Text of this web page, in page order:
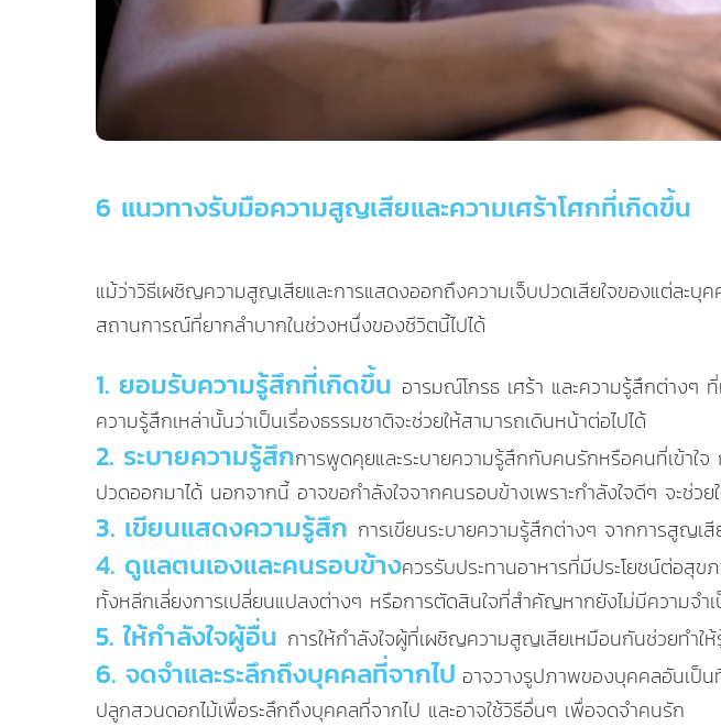
6 แนวทางรับมือความสูญเสียและความเศร้าโศกที่เกิดขึ้น
แม้ว่าวิธีเผชิญความสูญเสียและการแสดงออกถึงความเจ็บปวดเสียใจของแต่ละ
สถานการณ์ที่ยากลำบากในช่วงหนึ่งของชีวิตนี้ไปได้
1. ยอมรับความรู้สึกที่เกิดขึ้น อารมณ์โกรธ เศร้า และความรู้สึกต่าง
ความรู้สึกเหล่านั้นว่าเป็นเรื่องธรรมชาติจะช่วยให้สามารถเดินหน้าต่อไปได้
2. ระบายความรู้สึกการพูดคุยและระบายความรู้สึกกับคนรักหรือคนที่เข้า
ปวดออกมาได้ นอกจากนี้ อาจขอกำลังใจจากคนรอบข้างเพราะกำลังใจดีๆ จะช่
3. เขียนแสดงความรู้สึก การเขียนระบายความรู้สึกต่างๆ จากการสูญเ
4. ดูแลตนเองและคนรอบข้างควรรับประทานอาหารที่มีประโยชน์ต่อสุ
ทั้งหลีกเลี่ยงการเปลี่ยนแปลงต่างๆ หรือการตัดสินใจที่สำคัญหากยังไม่มีความจำ
5. ให้กำลังใจผู้อื่น การให้กำลังใจผู้ที่เผชิญความสูญเสียเหมือนกันช่วยทำใ
6. จดจำและระลึกถึงบุคคลที่จากไป อาจวางรูปภาพของบุคคลอันเป็
ปลูกสวนดอกไม้เพื่อระลึกถึงบุคคลที่จากไป และอาจใช้วิธีอื่นๆ เพื่อจดจำคนรัก